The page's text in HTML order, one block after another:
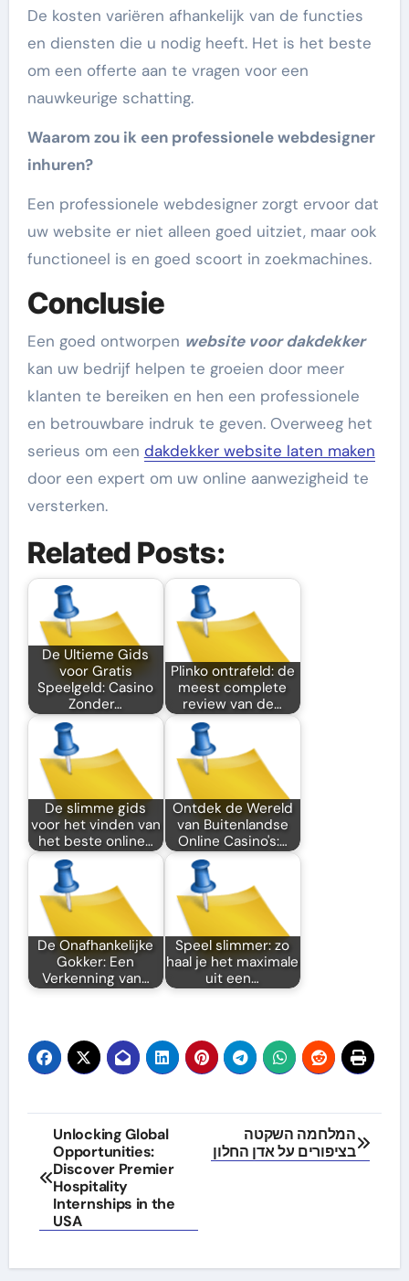
De kosten variëren afhankelijk van de functies
en diensten die u nodig heeft. Het is het beste
om een offerte aan te vragen voor een
nauwkeurige schatting.
Waarom zou ik een professionele webdesigner
inhuren?
Een professionele webdesigner zorgt ervoor dat
uw website er niet alleen goed uitziet, maar ook
functioneel is en goed scoort in zoekmachines.
Conclusie
Een goed ontworpen website voor dakdekker
kan uw bedrijf helpen te groeien door meer
klanten te bereiken en hen een professionele
en betrouwbare indruk te geven. Overweeg het
serieus om een dakdekker website laten maken
door een expert om uw online aanwezigheid te
versterken.
Related Posts:
De Ultieme Gids
voor Gratis
Speelgeld: Casino
Zonder…
Plinko ontrafeld: de
meest complete
review van de…
De slimme gids
voor het vinden van
het beste online…
Ontdek de Wereld
van Buitenlandse
Online Casino's:…
De Onafhankelijke
Gokker: Een
Verkenning van…
Speel slimmer: zo
haal je het maximale
uit een…
Post
navigation
Unlocking Global
Opportunities:
Discover Premier
Hospitality
Internships in the
USA
המלחמה השקטה
בציפורים על אדן החלון